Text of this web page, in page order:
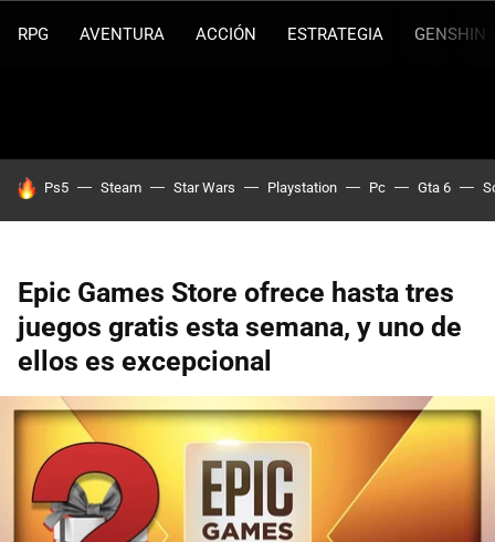
RPG AVENTURA ACCIÓN ESTRATEGIA GENSHIN
HOY SE HABLA DE
Ps5 Steam Star Wars Playstation Pc Gta 6
Epic Games Store ofrece hasta tres
juegos gratis esta semana, y uno de
ellos es excepcional